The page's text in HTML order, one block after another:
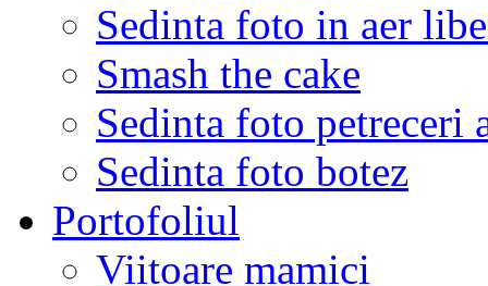
Sedinta foto in aer
Smash the cake
Sedinta foto petreceri
Sedinta foto botez
Portofoliul
Viitoare mamici